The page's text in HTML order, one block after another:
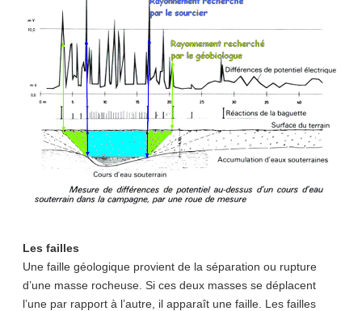
Les failles
Une faille géologique provient de la séparation ou rupture
d’une masse rocheuse. Si ces deux masses se déplacent
l’une par rapport à l’autre, il apparaît une faille. Les failles